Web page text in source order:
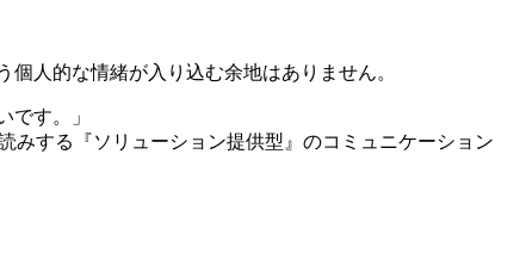
人的な情緒が入り込む余地はありません。
です。」
みする『ソリューション提供型』のコミュニケーション